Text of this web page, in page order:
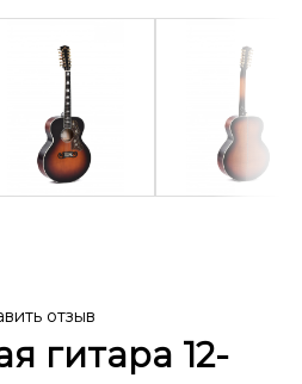
отзыв
гитара 12-